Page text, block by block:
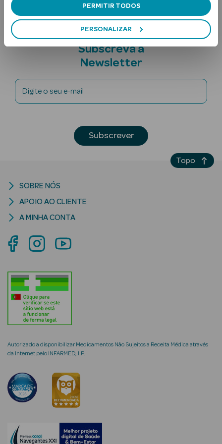
PERMITIR TODOS
PERSONALIZAR
Ver Tudo
Solares
Solares Bebé e
Criança
Rosto e
Ver Tudo
Cosmética
Hidratantes
Séruns Faciais
Creme de Olhos
envelhecimento
Subscreva a
Newsletter
Digite o seu e-mail
Subscrever
Autorizado a disponibilizar Medicamentos Não Sujeitos a Receita Médica através
da Internet pelo INFARMED, I.P.
SOBRE NÓS
APOIO AO CLIENTE
A MINHA CONTA
Topo